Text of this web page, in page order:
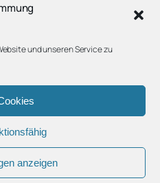
und unseren Service zu
anzeigen
Filme von Jean
Gestaltet mit